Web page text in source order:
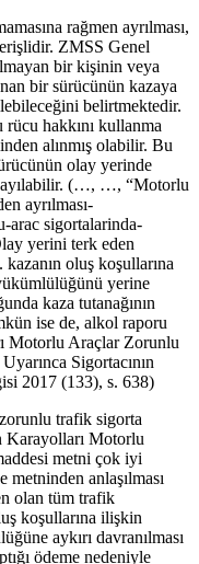
rağmen ayrılması,
ZMSS Genel
bir kişinin veya
bir sürücünün kazaya
belirtmektedir.
rücu hakkını kullanma
alınmış olabilir. Bu
olay yerinde
(…, …, “Motorlu
ayrılması-
arac sigortalarinda-
yerini terk eden
oluş koşullarına
yerine
kaza tutanağının
ise de, alkol raporu
Motorlu Araçlar Zorunlu
Sigortacının
2017 (133), s. 638)
trafik sigorta
Karayolları Motorlu
metni çok iyi
anlaşılması
olan tüm trafik
koşullarına ilişkin
aykırı davranılması
ödeme nedeniyle